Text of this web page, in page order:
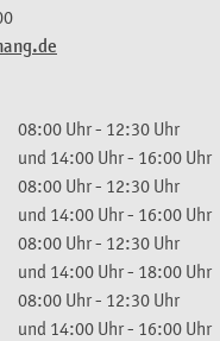
08:00 Uhr- 12:30 Uhr
und 14:00 Uhr- 16:00 Uhr
08:00 Uhr- 12:30 Uhr
und 14:00 Uhr- 16:00 Uhr
08:00 Uhr- 12:30 Uhr
und 14:00 Uhr- 18:00 Uhr
08:00 Uhr- 12:30 Uhr
und 14:00 Uhr- 16:00 Uhr